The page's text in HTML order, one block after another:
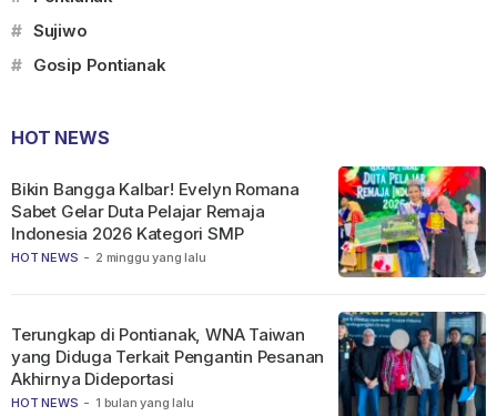
# Sujiwo
# Gosip Pontianak
HOT NEWS
HOT NEWS - 2 minggu yang lalu
Bikin Bangga Kalbar! Evelyn Romana
Sabet Gelar Duta Pelajar Remaja
Indonesia 2026 Kategori SMP
HOT NEWS - 1 bulan yang lalu
Terungkap di Pontianak, WNA Taiwan
yang Diduga Terkait Pengantin Pesanan
Akhirnya Dideportasi